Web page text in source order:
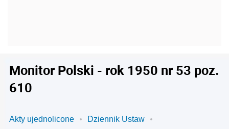
Monitor Polski - rok 1950 nr 53 poz.
610
Akty ujednolicone
Dziennik Ustaw